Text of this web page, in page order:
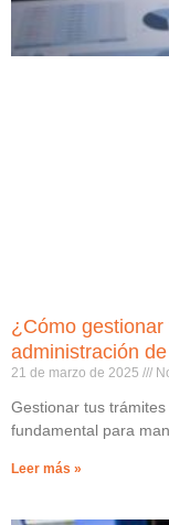
¿Cómo
administración
21 de marzo de 2025
Gestionar tus
fundamental para
Leer más »